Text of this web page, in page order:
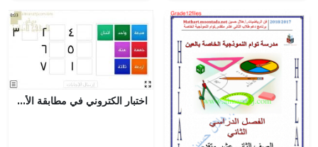
اختبار الكتروني في مطابقة الأعداد نموذج أول (رياضيات) الأول